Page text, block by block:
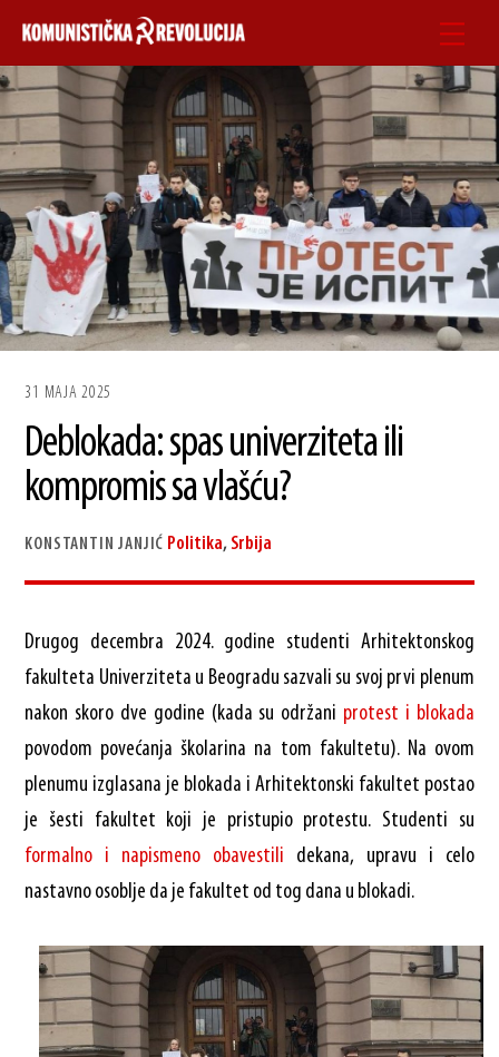
content
31 MAJA 2025
Deblokada: spas univerziteta ili
kompromis sa vlašću?
KONSTANTIN JANJIĆ Politika, Srbija
Drugog decembra 2024. godine studenti Arhitektonskog
fakulteta Univerziteta u Beogradu sazvali su svoj prvi plenum
nakon skoro dve godine (kada su održani protest i blokada
povodom povećanja školarina na tom fakultetu). Na ovom
plenumu izglasana je blokada i Arhitektonski fakultet postao
je šesti fakultet koji je pristupio protestu. Studenti su
formalno i napismeno obavestili dekana, upravu i celo
nastavno osoblje da je fakultet od tog dana u blokadi.